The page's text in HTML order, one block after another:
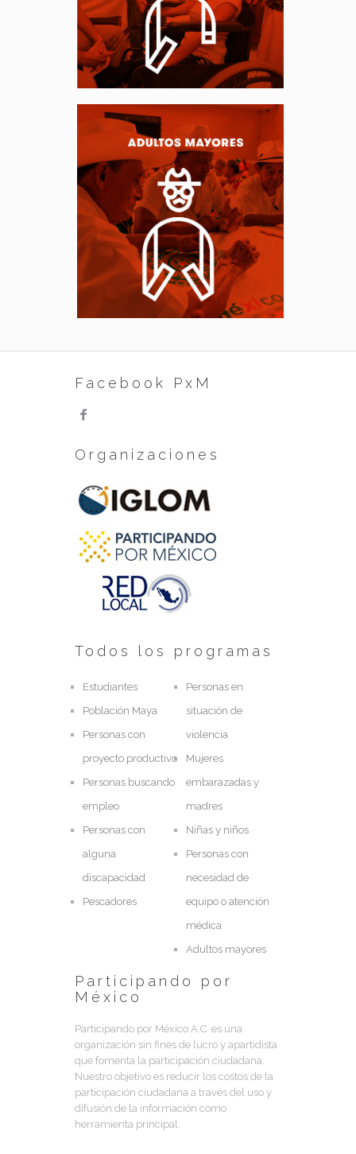
Facebook PxM
Organizaciones
Todos los programas
Estudiantes
Población Maya
Personas con
proyecto productivo
Personas buscando
empleo
Personas con
alguna
discapacidad
Pescadores
Personas en
situación de
violencia
Mujeres
embarazadas y
madres
Niñas y niños
Personas con
necesidad de
equipo o atención
médica
Adultos mayores
Participando por
México
Participando por México A.C. es una
organización sin fines de lucro y apartidista
que fomenta la participación ciudadana.
Nuestro objetivo es reducir los costos de la
participación ciudadana a través del uso y
difusión de la información como
herramienta principal.